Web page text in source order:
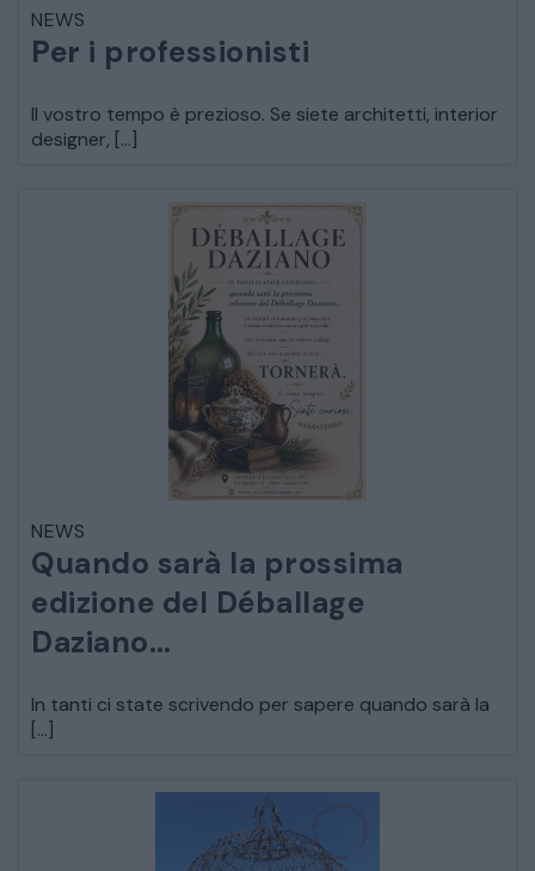
COMÒ E COMODINI
TAVOLI TAVOLINI CONSOLE
SEDIE POLTRONE DIVANI
CREDENZE – DOPPI CORPI – BUFFET
SALE DA PRANZO – STUDIO UFFICIO
ARREDO DA GIARDINO
DECORAZIONI OGGETTISTICA ILLUMINAZIONE
MATERIALI E STRUTTURE
MODERNARIATO
STILI ED ESPOSIZIONE
NEWS
Per i professionisti
Il vostro tempo è prezioso. Se siete architetti, interior
designer, […]
NEWS
Quando sarà la prossima
edizione del Déballage
Daziano…
In tanti ci state scrivendo per sapere quando sarà la
[…]